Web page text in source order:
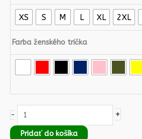
XS S M L XL 2XL
Farba ženského trička
- +
Pridať do košíka